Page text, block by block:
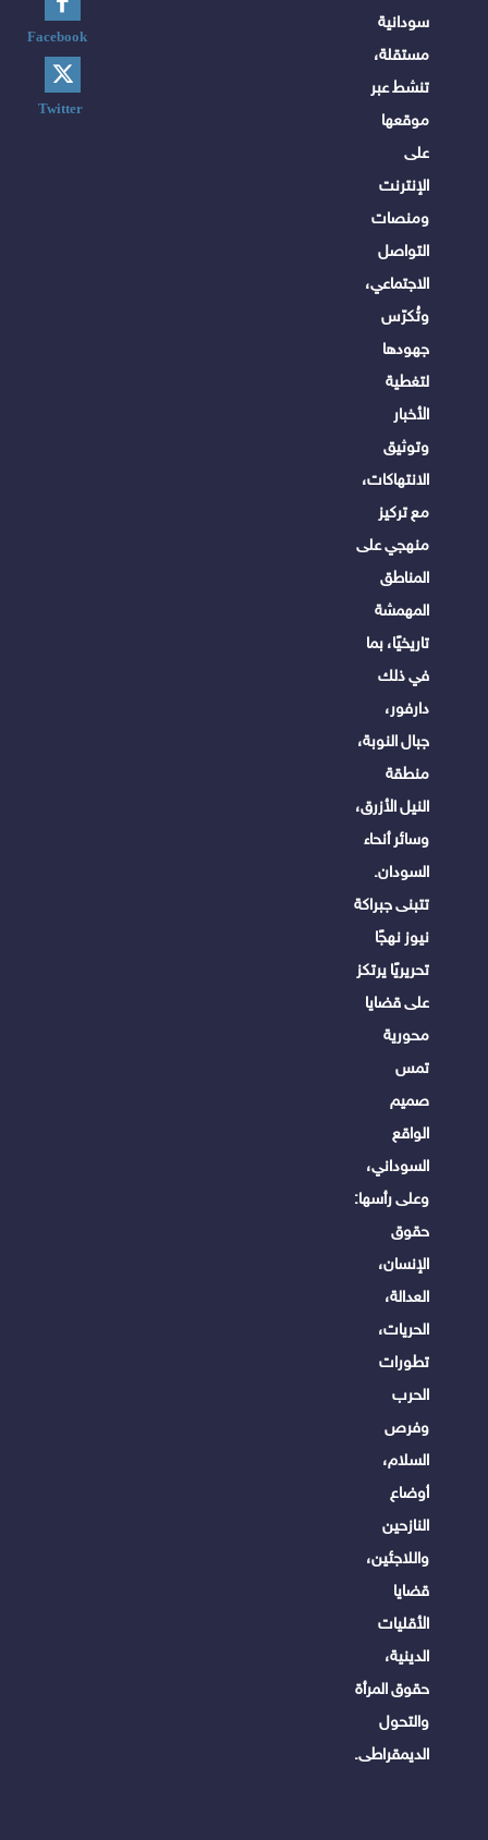
سودانية
مستقلة،
تنشط عبر
موقعها
على
الإنترنت
ومنصات
التواصل
الاجتماعي،
وتُكرّس
جهودها
لتغطية
الأخبار
وتوثيق
الانتهاكات،
مع تركيز
منهجي على
المناطق
المهمشة
تاريخيًا، بما
في ذلك
دارفور،
جبال النوبة،
منطقة
النيل الأزرق،
وسائر أنحاء
السودان.
تتبنى جبراكة
نيوز نهجًا
تحريريًا يرتكز
على قضايا
محورية
تمس
صميم
الواقع
السوداني،
وعلى رأسها:
حقوق
الإنسان،
العدالة،
الحريات،
تطورات
الحرب
وفرص
السلام،
أوضاع
النازحين
واللاجئين،
قضايا
الأقليات
الدينية،
حقوق المرأة
والتحول
الديمقراطى.
Facebook
Twitter